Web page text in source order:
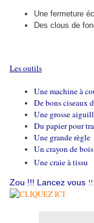
Une fermeture
Des clous de
Les outils
Une machine à
De bons ciseaux
Une grosse
Du papier pour
Une grande règle
Un crayon de bois
Une craie à tissu
Zou !!! Lancez vous !!!